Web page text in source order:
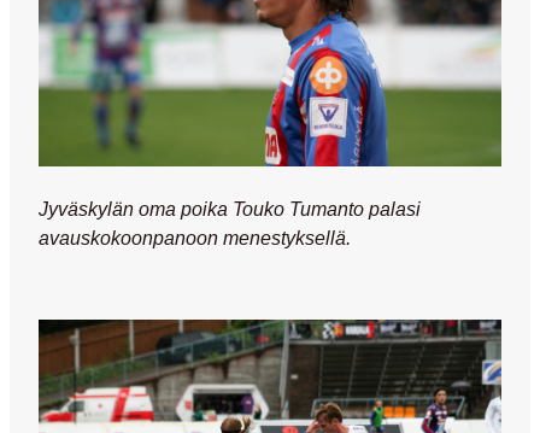
Jyväskylän oma poika Touko Tumanto palasi
avauskokoonpanoon menestyksellä.